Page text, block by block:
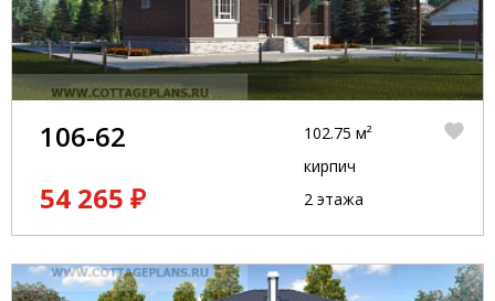
106-62
54 265 ₽
102.75 м²
кирпич
2 этажа